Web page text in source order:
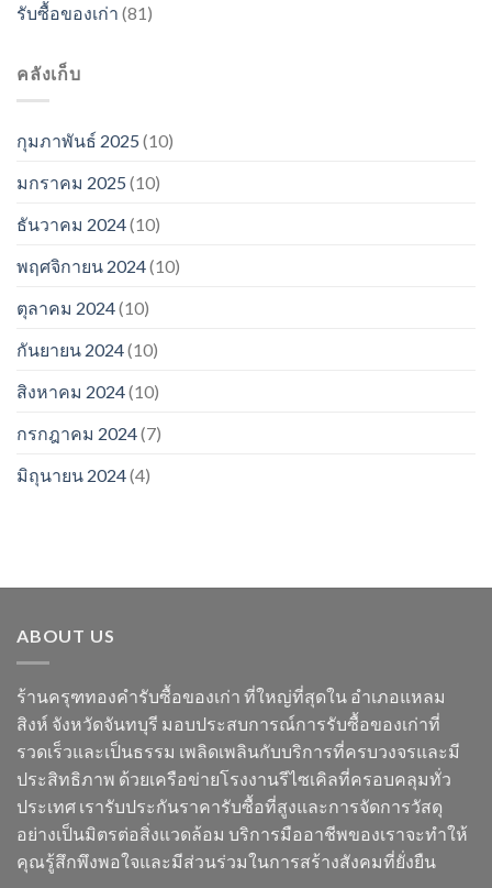
รับซื้อของเก่า (81)
คลังเก็บ
กุมภาพันธ์ 2025 (10)
มกราคม 2025 (10)
ธันวาคม 2024(10)
พฤศจิกายน 2024(10)
ตุลาคม 2024(10)
กันยายน 2024(10)
สิงหาคม 2024(10)
กรกฎาคม 2024(7)
มิถุนายน 2024(4)
ABOUT US
ร้านครุฑทองคำรับซื้อของเก่า ที่ใหญ่ที่สุดใน อำเภอแหลม
สิงห์ จังหวัดจันทบุรี มอบประสบการณ์การรับซื้อของเก่าที่
รวดเร็วและเป็นธรรม เพลิดเพลินกับบริการที่ครบวงจรและมี
ประสิทธิภาพ ด้วยเครือข่ายโรงงานรีไซเคิลที่ครอบคลุมทั่ว
ประเทศ เรารับประกันราคารับซื้อที่สูงและการจัดการวัสดุ
อย่างเป็นมิตรต่อสิ่งแวดล้อม บริการมืออาชีพของเราจะทำให้
คุณรู้สึกพึงพอใจและมีส่วนร่วมในการสร้างสังคมที่ยั่งยืน